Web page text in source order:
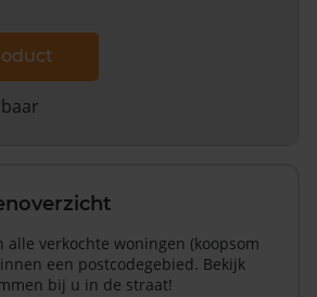
alle verkochte woningen (koopsom
een postcodegebied. Bekijk
bij u in de straat!